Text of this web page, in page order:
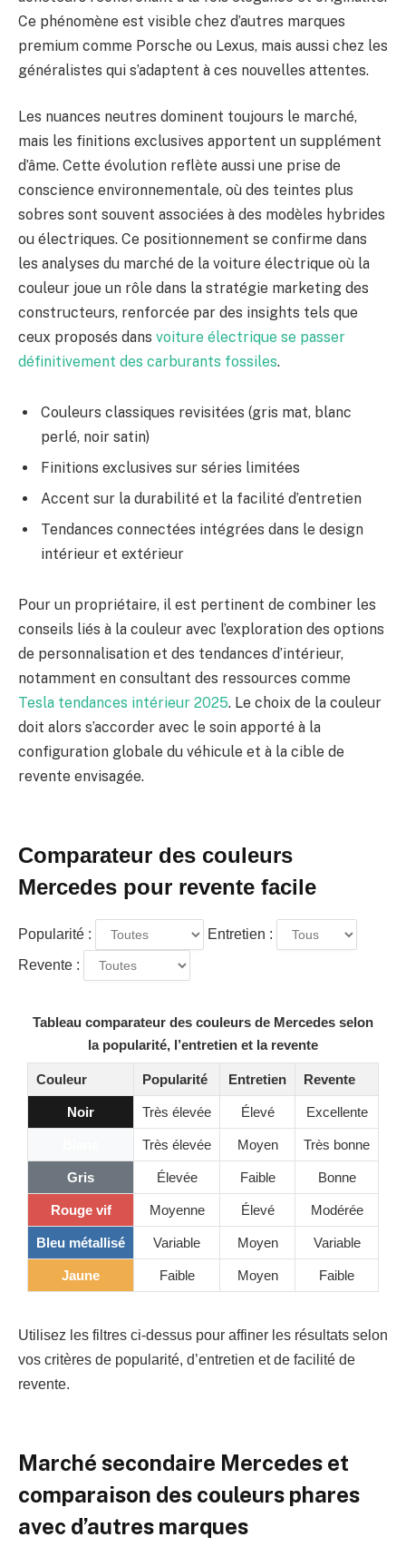
Ce phénomène est visible chez d’autres marques
premium comme Porsche ou Lexus, mais aussi chez les
généralistes qui s’adaptent à ces nouvelles attentes.
Les nuances neutres dominent toujours le marché,
mais les finitions exclusives apportent un supplément
d’âme. Cette évolution reflète aussi une prise de
conscience environnementale, où des teintes plus
sobres sont souvent associées à des modèles hybrides
ou électriques. Ce positionnement se confirme dans
les analyses du marché de la voiture électrique où la
couleur joue un rôle dans la stratégie marketing des
constructeurs, renforcée par des insights tels que
ceux proposés dans voiture électrique se passer
définitivement des carburants fossiles.
Couleurs classiques revisitées (gris mat, blanc
perlé, noir satin)
Finitions exclusives sur séries limitées
Accent sur la durabilité et la facilité d’entretien
Tendances connectées intégrées dans le design
intérieur et extérieur
Pour un propriétaire, il est pertinent de combiner les
conseils liés à la couleur avec l’exploration des options
de personnalisation et des tendances d’intérieur,
notamment en consultant des ressources comme
Tesla tendances intérieur 2025. Le choix de la couleur
doit alors s’accorder avec le soin apporté à la
configuration globale du véhicule et à la cible de
revente envisagée.
Comparateur des couleurs
Mercedes pour revente facile
Popularité :
Entretien :
Revente :
Tableau comparateur des couleurs de Mercedes selon
la popularité, l’entretien et la revente
Couleur Popularité Entretien Revente
Noir Très élevée Élevé Excellente
Très élevée Moyen Très bonne
Gris Élevée Faible Bonne
Rouge vif Moyenne Élevé Modérée
Bleu métallisé Variable Moyen Variable
Jaune Faible Moyen Faible
Utilisez les filtres ci-dessus pour affiner les résultats selon
vos critères de popularité, d’entretien et de facilité de
revente.
Marché secondaire Mercedes et
comparaison des couleurs phares
avec d’autres marques